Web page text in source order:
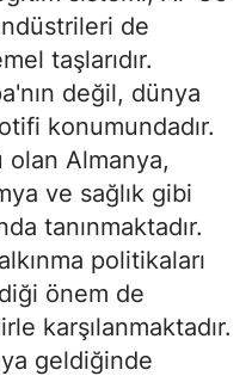
de
taşlarıdır.
değil, dünya
konumundadır.
olan Almanya,
ve sağlık gibi
tanınmaktadır.
politikaları
önem de
karşılanmaktadır.
geldiğinde